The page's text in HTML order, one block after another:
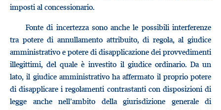
imposti al concessionario.
Fonte di incertezza sono anche le possibili interferenze
tra potere di annullamento attribuito, di regola, al giudice
amministrativo e potere di disapplicazione dei provvedimenti
illegittimi, del quale è investito il giudice ordinario. Da un
lato, il giudice amministrativo ha affermato il proprio potere
di disapplicare i regolamenti contrastanti con disposizioni di
legge anche nell’ambito della giurisdizione generale di